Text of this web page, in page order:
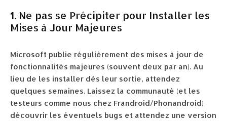
1. Ne pas se Précipiter pour Installer les
Mises à Jour Majeures
Microsoft publie régulièrement des mises à jour de
fonctionnalités majeures (souvent deux par an). Au
lieu de les installer dès leur sortie, attendez
quelques semaines. Laissez la communauté (et les
testeurs comme nous chez Frandroid/Phonandroid)
découvrir les éventuels bugs et attendez une version